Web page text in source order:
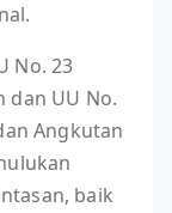
No. 23
dan UU No.
Angkutan
baik